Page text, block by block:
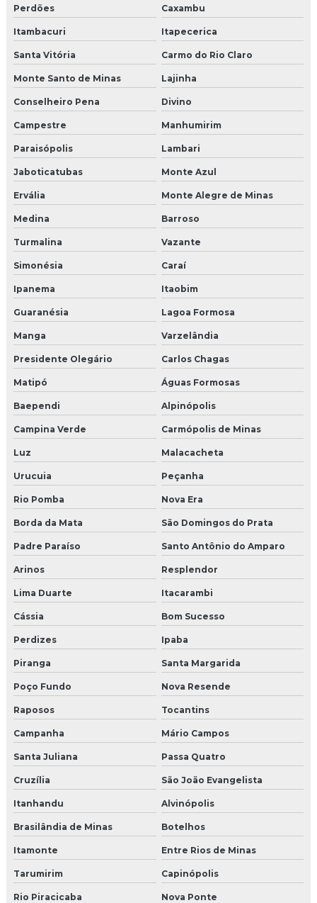
Perdões Caxambu
Itambacuri Itapecerica
Santa Vitória Carmo do Rio Claro
Monte Santo de Minas Lajinha
Conselheiro Pena Divino
Campestre Manhumirim
Paraisópolis Lambari
Jaboticatubas Monte Azul
Ervália Monte Alegre de Minas
Medina Barroso
Turmalina Vazante
Simonésia Caraí
Ipanema Itaobim
Guaranésia Lagoa Formosa
Manga Varzelândia
Presidente Olegário Carlos Chagas
Matipó Águas Formosas
Baependi Alpinópolis
Campina Verde Carmópolis de Minas
Luz Malacacheta
Urucuia Peçanha
Rio Pomba Nova Era
Borda da Mata São Domingos do Prata
Padre Paraíso Santo Antônio do Amparo
Arinos Resplendor
Lima Duarte Itacarambi
Cássia Bom Sucesso
Perdizes Ipaba
Piranga Santa Margarida
Poço Fundo Nova Resende
Raposos Tocantins
Campanha Mário Campos
Santa Juliana Passa Quatro
Cruzília São João Evangelista
Itanhandu Alvinópolis
Brasilândia de Minas Botelhos
Itamonte Entre Rios de Minas
Tarumirim Capinópolis
Rio Piracicaba Nova Ponte